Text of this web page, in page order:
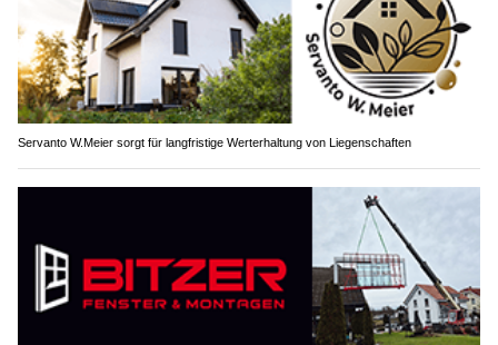
Servanto W.Meier sorgt für langfristige Werterhaltung von Liegenschaften